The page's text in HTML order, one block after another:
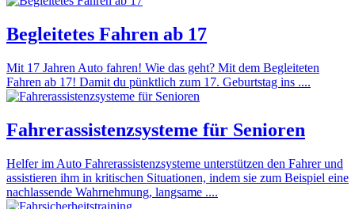
Begleitetes Fahren ab 17
Mit 17 Jahren Auto fahren! Wie das geht? Mit dem Begleiteten
Fahren ab 17! Damit du pünktlich zum 17. Geburtstag ins ....
Fahrerassistenzsysteme für Senioren
Helfer im Auto Fahrerassistenzsysteme unterstützen den Fahrer und
assistieren ihm in kritischen Situationen, indem sie zum Beispiel eine
nachlassende Wahrnehmung, langsame ....